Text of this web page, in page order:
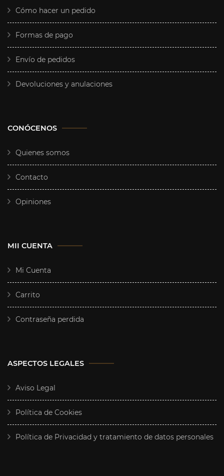
Cómo hacer un pedido
Formas de pago
Envío de pedidos
Devoluciones y anulaciones
CONÓCENOS
Quienes somos
Contacto
Opiniones
MII CUENTA
Mi Cuenta
Carrito
Contraseña perdida
ASPECTOS LEGALES
Aviso Legal
Política de Cookies
Política de Privacidad y tratamiento de datos personales